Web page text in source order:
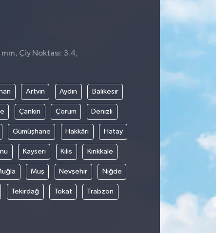
Çiy Noktası: 3.4,
Artvin Aydın Balıkesir
Çankırı Çorum Denizli
Gümüşhane Hakkâri Hatay
Kayseri Kilis Kırıkkale
Muş Nevşehir Niğde
Tekirdağ Tokat Trabzon